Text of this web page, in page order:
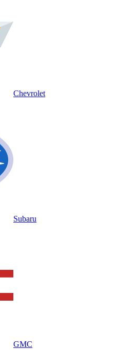
Chevrolet
Subaru
GMC